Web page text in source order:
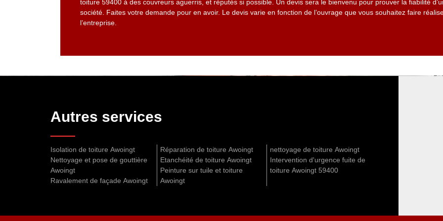
toiture 59400 à des couvreurs aguerris, et réputés si possible. Un devis sera le bienvenu pour prouver la fiabilité
société. Faites votre demande pour en avoir. Le devis varie en fonction de l’ouvrage que vous souhaitez faire
l’entreprise.
Autres services
Isolation de toiture Awoingt
Nettoyage et pose de gouttière
Awoingt
Ravalement de façade Awoingt
Réparation de toiture Awoingt
Etanchéité de toiture Awoingt
Peinture sur tuile et toiture
Awoingt
nettoyage de toiture Awoingt
Intervention d'urgence fuite de
toiture Awoingt 59400